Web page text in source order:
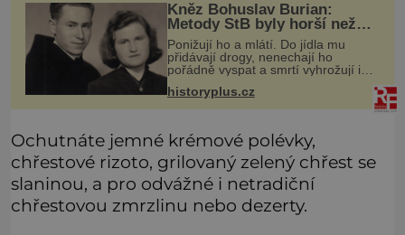
Kněz Bohuslav Burian:
Metody StB byly horší než
gestapácké trýznění
Ponižují ho a mlátí. Do jídla mu
přidávají drogy, nenechají ho
pořádně vyspat a smrtí vyhrožují i
jeho nejbližším. Burian kruté týrání
nevydrží a estébákům podepíše
všechno, co po něm chtějí. Svým
historyplus.cz
Ochutnáte jemné krémové polévky,
chřestové rizoto, grilovaný zelený chřest se
slaninou, a pro odvážné i netradiční
chřestovou zmrzlinu nebo dezerty.